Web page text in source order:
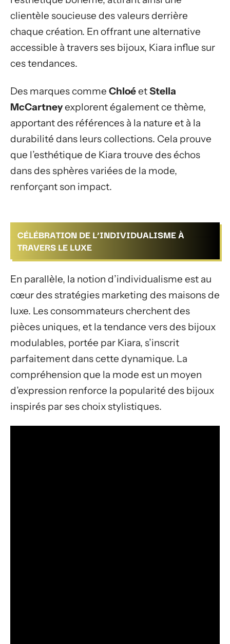
clientèle soucieuse des valeurs derrière
chaque création. En offrant une alternative
accessible à travers ses bijoux, Kiara influe sur
ces tendances.
Des marques comme ChloéetStella
McCartneyexplorent également ce thème,
apportant des références à la nature et à la
durabilité dans leurs collections. Cela prouve
que l’esthétique de Kiara trouve des échos
dans des sphères variées de la mode,
renforçant son impact.
CÉLÉBRATION DE L’INDIVIDUALISME À
TRAVERS LE LUXE
En parallèle, la notion d’individualisme est au
cœur des stratégies marketing des maisons de
luxe. Les consommateurs cherchent des
pièces uniques, et la tendance vers des bijoux
modulables, portée par Kiara, s’inscrit
parfaitement dans cette dynamique. La
compréhension que la mode est un moyen
d’expression renforce la popularité des bijoux
inspirés par ses choix stylistiques.